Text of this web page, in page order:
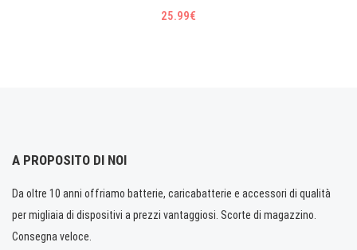
25.99€
A PROPOSITO DI NOI
Da oltre 10 anni offriamo batterie, caricabatterie e accessori di qualità
per migliaia di dispositivi a prezzi vantaggiosi. Scorte di magazzino.
Consegna veloce.